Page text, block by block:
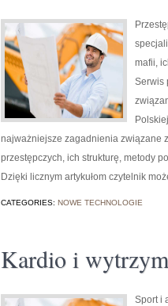
mafii,
Serwis
najważniejsze zagadnienia związane
przestępczych, ich strukturę, metody
Dzięki licznym artykułom czytelnik
CATEGORIES: NOWE TECHNOLOGIE
Kardio i
Sport i